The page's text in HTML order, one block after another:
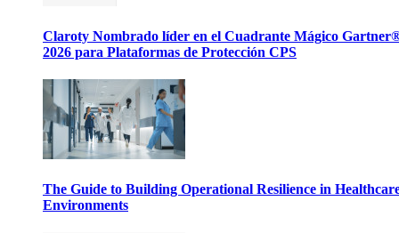
Claroty Nombrado líder en el Cuadrante Mágico
2026 para Plataformas de Protección CPS
The Guide to Building Operational Resilience in
Environments